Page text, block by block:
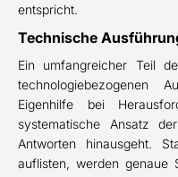
entspricht.
Technische
Ein umfangreicher Teil
technologiebezogenen
Eigenhilfe bei
systematische Ansatz
Antworten hinausgeht.
auflisten, werden genaue